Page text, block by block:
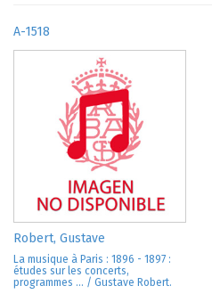
A-1518
Robert, Gustave
La musique à Paris : 1896 - 1897 :
études sur les concerts,
programmes ... / Gustave Robert.